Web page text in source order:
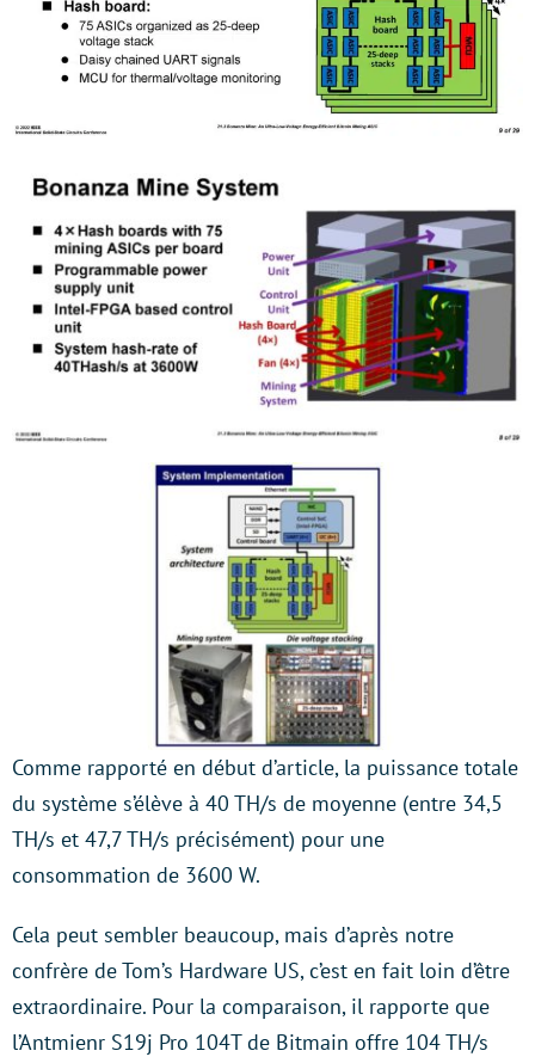
Comme rapporté en début d’article, la puissance totale
du système s’élève à 40 TH/s de moyenne (entre 34,5
TH/s et 47,7 TH/s précisément) pour une
consommation de 3600 W.
Cela peut sembler beaucoup, mais d’après notre
confrère de Tom’s Hardware US, c’est en fait loin d’être
extraordinaire. Pour la comparaison, il rapporte que
l’Antmienr S19j Pro 104T de Bitmain offre 104 TH/s